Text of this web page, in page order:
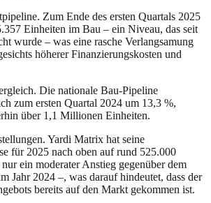
Zum Ende des ersten Quartals 2025
Einheiten im Bau – ein Niveau, das seit
wurde – was eine rasche Verlangsamung
höherer Finanzierungskosten und
Die nationale Bau-Pipeline
zum ersten Quartal 2024 um 13,3 %,
über 1,1 Millionen Einheiten.
Yardi Matrix hat seine
für 2025 nach oben auf rund 525.000
ein moderater Anstieg gegenüber dem
Jahr 2024 –, was darauf hindeutet, dass der
bereits auf den Markt gekommen ist.